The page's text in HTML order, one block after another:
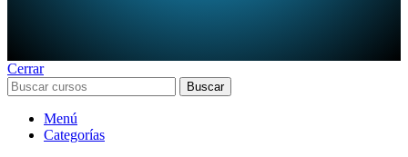
Cerrar
Buscar
Menú
Categorías